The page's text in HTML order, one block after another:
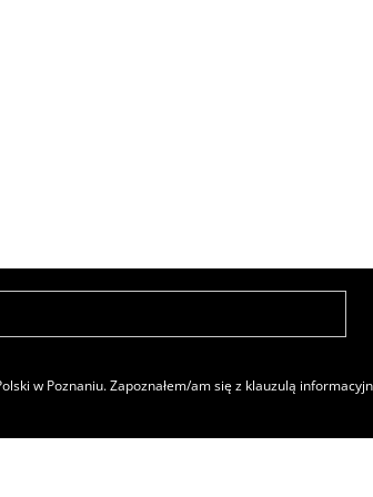
w Poznaniu. Zapoznałem/am się z klauzulą